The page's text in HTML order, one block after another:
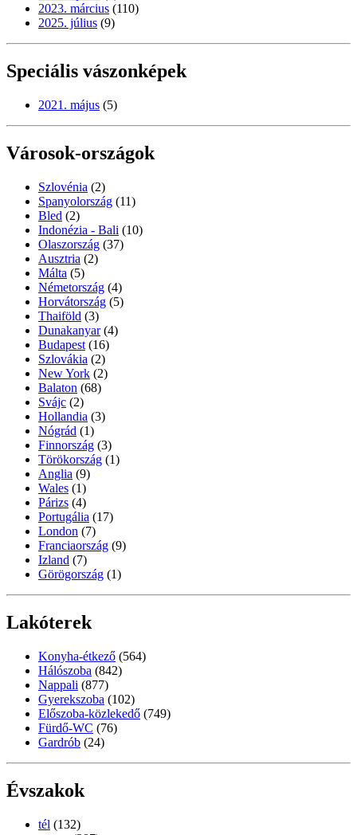
2023. március (110)
2025. július (9)
Speciális vászonképek
2021. május (5)
Városok-országok
Szlovénia (2)
Spanyolország (11)
Bled (2)
Indonézia - Bali (10)
Olaszország (37)
Ausztria (2)
Málta (5)
Németország (4)
Horvátország (5)
Thaiföld (3)
Dunakanyar (4)
Budapest (16)
Szlovákia (2)
New York (2)
Balaton (68)
Svájc (2)
Hollandia (3)
Nógrád (1)
Finnország (3)
Törökország (1)
Anglia (9)
Wales (1)
Párizs (4)
Portugália (17)
London (7)
Franciaország (9)
Izland (7)
Görögország (1)
Lakóterek
Konyha-étkező (564)
Hálószoba (842)
Nappali (877)
Gyerekszoba (102)
Előszoba-közlekedő (749)
Fürdő-WC (76)
Gardrób (24)
Évszakok
tél (132)